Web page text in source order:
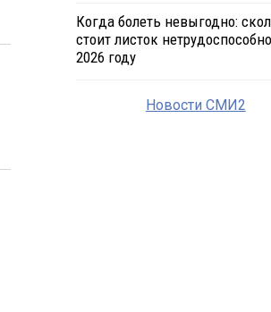
Когда болеть невыгодно:
стоит листок
2026 году
Новости СМИ2